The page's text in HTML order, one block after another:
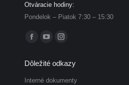
Otváracie hodiny:
Pondelok – Piatok 7:30 – 15:30
Find us on:
Facebook
opens
in
YouTube
opens
in
Instagram
opens
in
Dôležité odkazy
Interné dokumenty